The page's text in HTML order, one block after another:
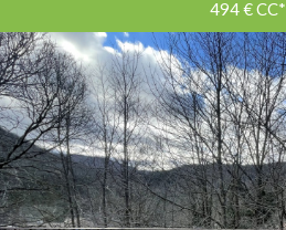
494 €CC*